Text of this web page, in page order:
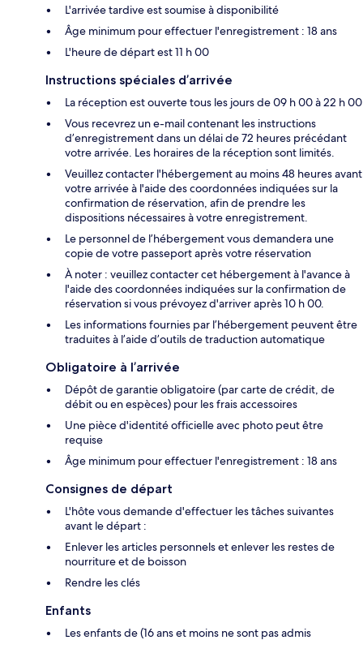
L'arrivée tardive est soumise à disponibilité
Âge minimum pour effectuer l'enregistrement : 18 ans
L'heure de départ est 11 h 00
Instructions spéciales d’arrivée
La réception est ouverte tous les jours de 09 h 00 à 22 h 00
Vous recevrez un e-mail contenant les instructions
d’enregistrement dans un délai de 72 heures précédant
votre arrivée. Les horaires de la réception sont limités.
Veuillez contacter l'hébergement au moins 48 heures avant
votre arrivée à l'aide des coordonnées indiquées sur la
confirmation de réservation, afin de prendre les
dispositions nécessaires à votre enregistrement.
Le personnel de l’hébergement vous demandera une
copie de votre passeport après votre réservation
À noter : veuillez contacter cet hébergement à l'avance à
l'aide des coordonnées indiquées sur la confirmation de
réservation si vous prévoyez d'arriver après 10 h 00.
Les informations fournies par l’hébergement peuvent être
traduites à l’aide d’outils de traduction automatique
Obligatoire à l’arrivée
Dépôt de garantie obligatoire (par carte de crédit, de
débit ou en espèces) pour les frais accessoires
Une pièce d'identité officielle avec photo peut être
requise
Âge minimum pour effectuer l'enregistrement : 18 ans
Consignes de départ
L'hôte vous demande d'effectuer les tâches suivantes
avant le départ :
Enlever les articles personnels et enlever les restes de
nourriture et de boisson
Rendre les clés
Enfants
Les enfants de (16 ans et moins ne sont pas admis